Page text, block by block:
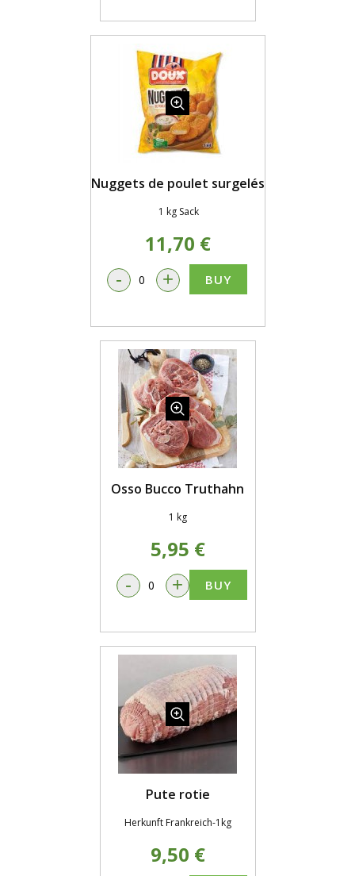
Nuggets de poulet surgelés
1 kg Sack
11,70 €
- + BUY
Osso Bucco Truthahn
1 kg
5,95 €
- + BUY
Pute rotie
Herkunft Frankreich-1kg
9,50 €